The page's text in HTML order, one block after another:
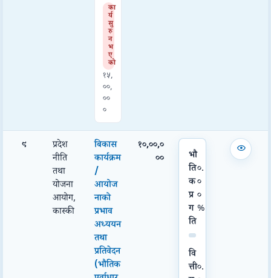
का
र्य
सु
रु
न
भ
ए
को
१५,
००,
००
०
९
प्रदेश
नीति
तथा
योजना
आयोग,
कास्की
बिकास
कार्यक्रम
/
आयोज
नाको
प्रभाव
अध्ययन
तथा
प्रतिवेदन
(भौतिक
१०,००,०
००
भौ
ति
क
प्र
ग
ति
०.
०
०
%
वि
त्ती०.